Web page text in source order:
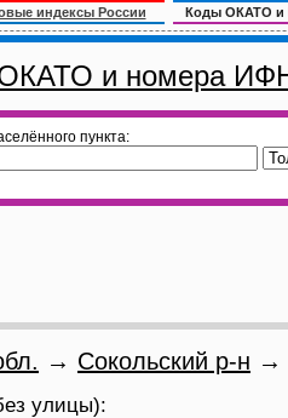
индексы России Коды ОКАТО и
и номера
пункта:
→ Сокольский р-н →
улицы):